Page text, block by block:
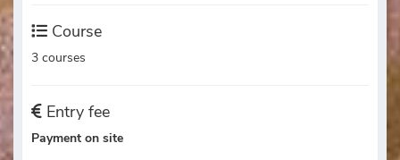
Course
3 courses
Entry fee
Payment on site